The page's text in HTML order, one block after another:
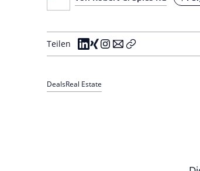
Teilen
DealsReal Estate